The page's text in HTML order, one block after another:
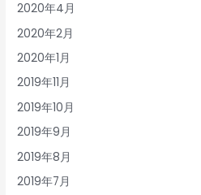
2020年4月
2020年2月
2020年1月
2019年11月
2019年10月
2019年9月
2019年8月
2019年7月